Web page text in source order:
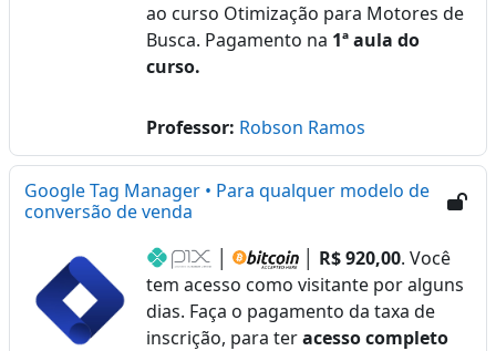
ao curso Otimização para Motores de
Busca. Pagamento na 1ª aula do
curso.
Professor: Robson Ramos
Google Tag Manager • Para qualquer modelo de
conversão de venda
R$ 920,00. Você
tem acesso como visitante por alguns
dias. Faça o pagamento da taxa de
inscrição, para teracesso completo